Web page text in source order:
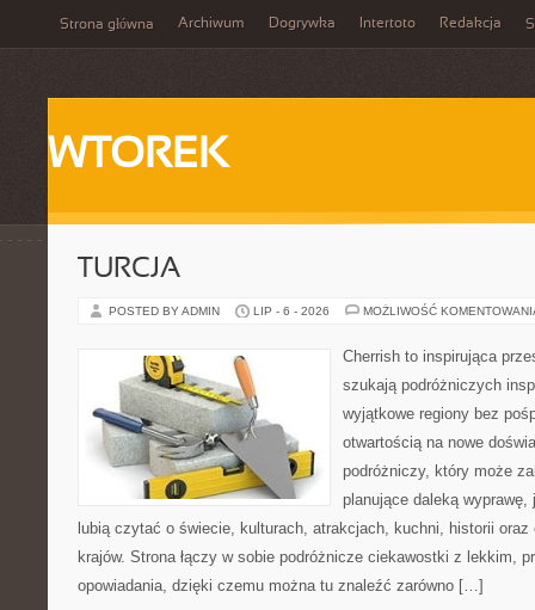
Strona główna Archiwum Dogrywka Intertoto Redakcja
WTOREK
TURCJA
POSTED BY ADMIN LIP - 6 - 2026 MOŻLIWOŚĆ
Cherrish to inspirująca
szukają podróżniczych
wyjątkowe regiony bez
otwartością na nowe
podróżniczy, który może
planujące daleką
lubią czytać o świecie, kulturach, atrakcjach, kuchni, historii
krajów. Strona łączy w sobie podróżnicze ciekawostki z lekkim,
opowiadania, dzięki czemu można tu znaleźć zarówno […]